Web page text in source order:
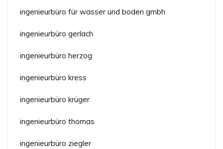
ingenieurbüro für wasser und boden gmbh
ingenieurbüro gerlach
ingenieurbüro herzog
ingenieurbüro kress
ingenieurbüro krüger
ingenieurbüro thomas
ingenieurbüro ziegler